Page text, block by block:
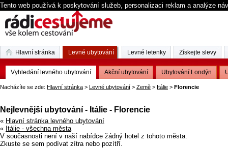
Tento web používá k poskytování služeb, personalizaci reklam a analýze
Nacházíte se zde: Hlavní stránka > Levné ubytování > Země > Itálie > Florencie
Nejlevnější ubytování - Itálie - Florencie
« Hlavní stránka levného ubytování
« Itálie - všechna města
V současnosti není v naší nabídce žádný hotel z tohoto města.
Zkuste se sem podívat zítra nebo pozítří.
Hlavní stránka Levné ubytování
Vyhledání levného ubytování Akční ubytování Ubytování Londýn
Levné letenky Získejte slevy